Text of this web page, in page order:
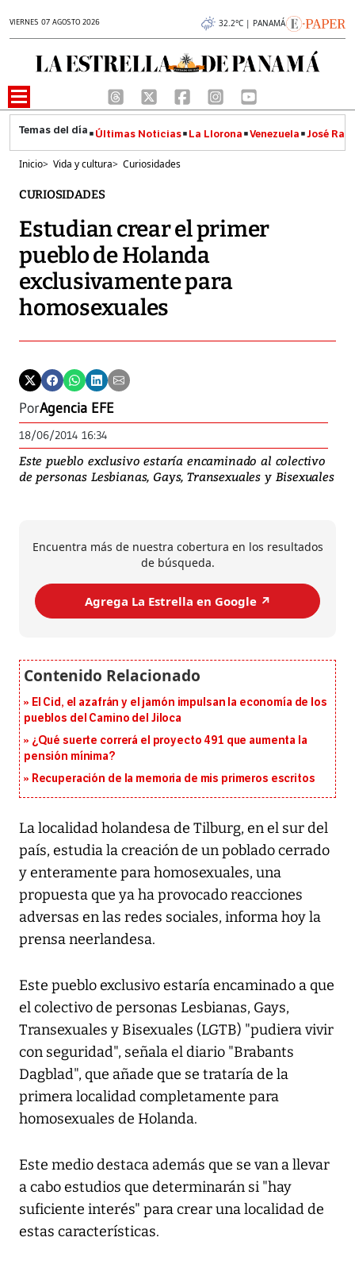
VIERNES 07 AGOSTO 2026 32.2°C | PANAMÁ
Últimas Noticias La Llorona Venezuela José
Inicio> Vida y cultura> Curiosidades
CURIOSIDADES
Estudian crear el primer
pueblo de Holanda
exclusivamente para
homosexuales
PorAgencia EFE
18/06/2014 16:34
Este pueblo exclusivo estaría encaminado al colectivo
de personas Lesbianas, Gays, Transexuales y Bisexuales
Encuentra más de nuestra cobertura en los resultados
de búsqueda.
Agrega La Estrella en Google ↗️
El Cid, el azafrán y el jamón impulsan la economía de los
pueblos del Camino del Jiloca
¿Qué suerte correrá el proyecto 491 que aumenta la
pensión mínima?
Recuperación de la memoria de mis primeros escritos
La localidad holandesa de Tilburg, en el sur del
país, estudia la creación de un poblado cerrado
y enteramente para homosexuales, una
propuesta que ya ha provocado reacciones
adversas en las redes sociales, informa hoy la
prensa neerlandesa.
Este pueblo exclusivo estaría encaminado a que
el colectivo de personas Lesbianas, Gays,
Transexuales y Bisexuales (LGTB) "pudiera vivir
con seguridad", señala el diario "Brabants
Dagblad", que añade que se trataría de la
primera localidad completamente para
homosexuales de Holanda.
Este medio destaca además que se van a llevar
a cabo estudios que determinarán si "hay
suficiente interés" para crear una localidad de
estas características.